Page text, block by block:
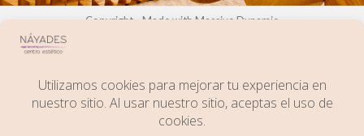
Copyright - Made with Massive Dynamic